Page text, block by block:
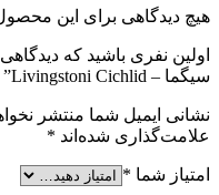
هیچ دیدگاهی برای این
اولین نفری باشید که
سیگما – Livingstoni Cichlid”
نشانی ایمیل شما منتشر
علامت‌گذاری شده‌اند *
امتیاز شما *